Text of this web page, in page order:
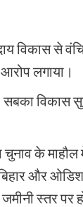
विकास से
लगाया।
विकास
के माहौल
और
स्तर पर